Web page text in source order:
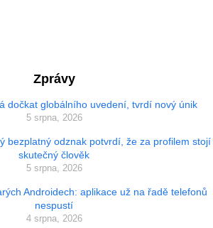
Zprávy
dočkat globálního uvedení, tvrdí nový únik
5 srpna, 2026
bezplatný odznak potvrdí, že za profilem stojí
skutečný člověk
5 srpna, 2026
Androidech: aplikace už na řadě telefonů
nespustí
4 srpna, 2026